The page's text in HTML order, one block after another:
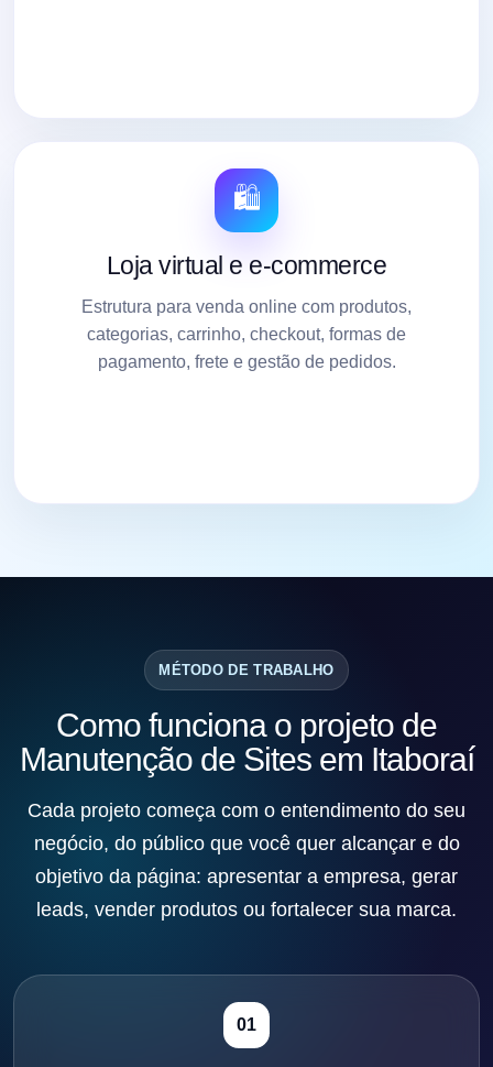
🛍️
Loja virtual e e-commerce
Estrutura para venda online com produtos,
categorias, carrinho, checkout, formas de
pagamento, frete e gestão de pedidos.
MÉTODO DE TRABALHO
Como funciona o projeto de
Manutenção de Sites em Itaboraí
Cada projeto começa com o entendimento do seu
negócio, do público que você quer alcançar e do
objetivo da página: apresentar a empresa, gerar
leads, vender produtos ou fortalecer sua marca.
01